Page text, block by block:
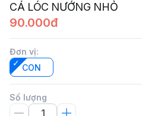
CÁ LÓC NƯỚNG NHỎ
90.000đ
Đơn vị:
CON
Số lượng